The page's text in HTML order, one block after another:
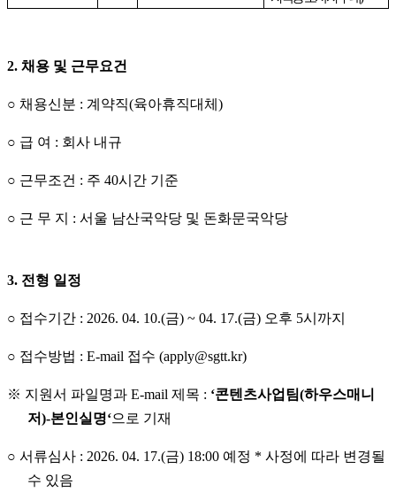
2. 채용 및 근무요건
○ 채용신분 : 계약직(육아휴직대체 )
○ 급 여 : 회사 내규
○ 근무조건 : 주 40시간 기준
○ 근 무 지 : 서울 남산국악당 및 돈화문국악당
3. 전형 일정
○ 접수기간 : 2026. 04. 10.(금) ~ 04. 17.(금) 오후 5시까지
○ 접수방법 : E-mail 접수 (apply@sgtt.kr)
※ 지원서 파일명과 E-mail 제목 : ‘콘텐츠사업팀(하우스매니
저)-본인실명‘으로 기재
○ 서류심사 : 2026. 04. 17.(금) 18:00 예정 * 사정에 따라 변경될
수 있음